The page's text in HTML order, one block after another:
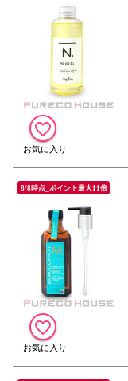
8/8時点_ポイント最大11倍